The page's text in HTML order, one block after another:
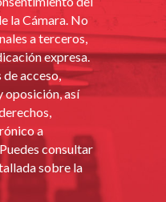
la Cámara. No
a terceros,
expresa.
acceso,
oposición, así
a
. Puedes consultar
sobre la